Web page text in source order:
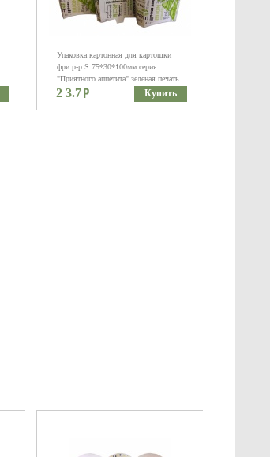
Упаковка картонная для картошки
фри р-р S 75*30*100мм серия
"Приятного аппетита" зеленая печать
2 3.7 Купить